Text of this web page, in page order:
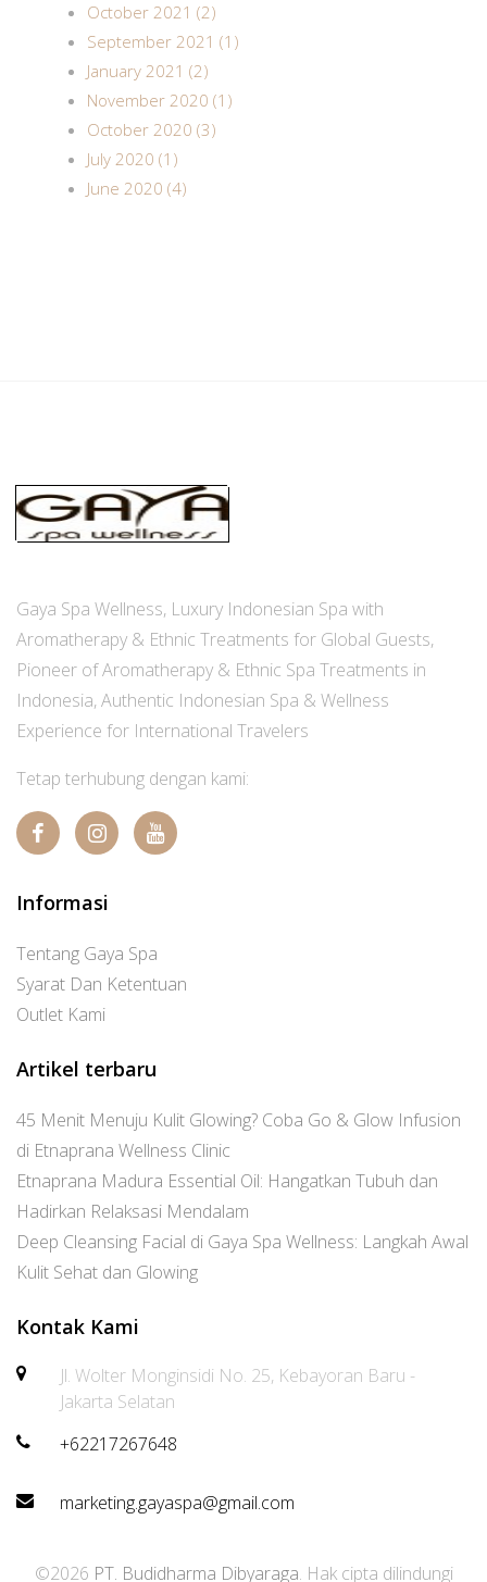
October 2021 (2)
September 2021 (1)
January 2021 (2)
November 2020 (1)
October 2020 (3)
July 2020 (1)
June 2020 (4)
Gaya Spa Wellness, Luxury Indonesian Spa with
Aromatherapy & Ethnic Treatments for Global Guests,
Pioneer of Aromatherapy & Ethnic Spa Treatments in
Indonesia, Authentic Indonesian Spa & Wellness
Experience for International Travelers
Tetap terhubung dengan kami:
Informasi
Tentang Gaya Spa
Syarat Dan Ketentuan
Outlet Kami
Artikel terbaru
45 Menit Menuju Kulit Glowing? Coba Go & Glow Infusion
di Etnaprana Wellness Clinic
Etnaprana Madura Essential Oil: Hangatkan Tubuh dan
Hadirkan Relaksasi Mendalam
Deep Cleansing Facial di Gaya Spa Wellness: Langkah Awal
Kulit Sehat dan Glowing
Kontak Kami
Jl. Wolter Monginsidi No. 25, Kebayoran Baru -
Jakarta Selatan
+62217267648
marketing.gayaspa@gmail.com
©2026 PT. Budidharma Dibyaraga. Hak cipta dilindungi